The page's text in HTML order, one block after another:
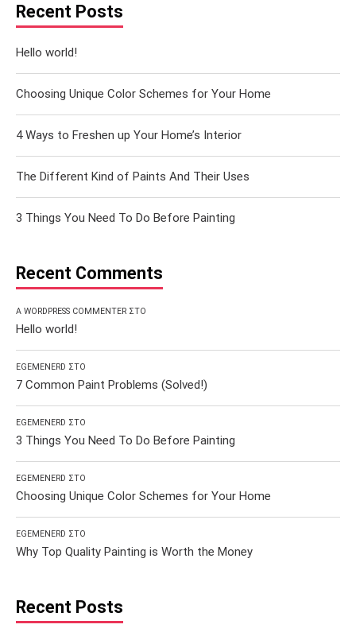
Recent Posts
Hello world!
Choosing Unique Color Schemes for Your Home
4 Ways to Freshen up Your Home’s Interior
The Different Kind of Paints And Their Uses
3 Things You Need To Do Before Painting
Recent Comments
A WORDPRESS COMMENTER ΣΤΟ
Hello world!
EGEMENERD ΣΤΟ
7 Common Paint Problems (Solved!)
EGEMENERD ΣΤΟ
3 Things You Need To Do Before Painting
EGEMENERD ΣΤΟ
Choosing Unique Color Schemes for Your Home
EGEMENERD ΣΤΟ
Why Top Quality Painting is Worth the Money
Recent Posts